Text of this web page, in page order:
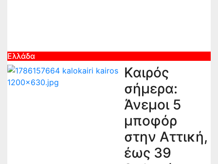
Ελλάδα
Καιρός
σήμερα:
Άνεμοι 5
μποφόρ
στην Αττική,
έως 39